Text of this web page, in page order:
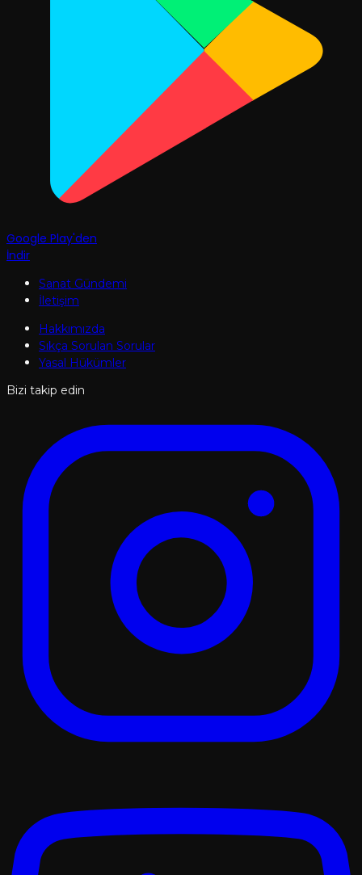
Google Play'den
İndir
Sanat Gündemi
İletişim
Hakkımızda
Sıkça Sorulan Sorular
Yasal Hükümler
Bizi takip edin